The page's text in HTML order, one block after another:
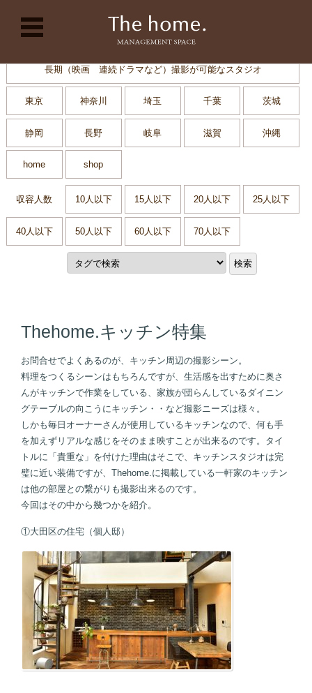
コンテンツに移動
長期（映画 連続ドラマなど）撮影が可能なスタジオ
東京 神奈川 埼玉 千葉 茨城
静岡 長野 岐阜 滋賀 沖縄
home shop
収容人数 10人以下 15人以下 20人以下 25人以下
40人以下 50人以下 60人以下 70人以下
Thehome.キッチン特集
お問合せでよくあるのが、キッチン周辺の撮影シーン。
料理をつくるシーンはもちろんですが、生活感を出すために奥さ
んがキッチンで作業をしている、家族が団らんしているダイニン
グテーブルの向こうにキッチン・・など撮影ニーズは様々。
しかも毎日オーナーさんが使用しているキッチンなので、何も手
を加えずリアルな感じをそのまま映すことが出来るのです。タイ
トルに「貴重な」を付けた理由はそこで、キッチンスタジオは完
璧に近い装備ですが、Thehome.に掲載している一軒家のキッチン
は他の部屋との繋がりも撮影出来るのです。
今回はその中から幾つかを紹介。
①大田区の住宅（個人邸）